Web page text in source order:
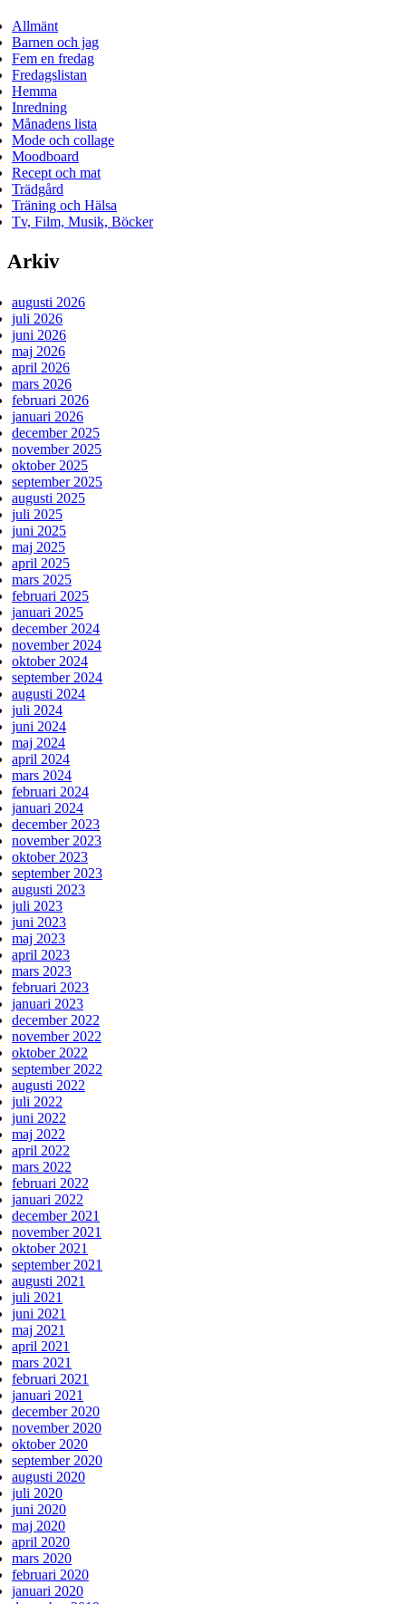
Allmänt
Barnen och jag
Fem en fredag
Fredagslistan
Hemma
Inredning
Månadens lista
Mode och collage
Moodboard
Recept och mat
Trädgård
Träning och Hälsa
Tv, Film, Musik, Böcker
Arkiv
augusti 2026
juli 2026
juni 2026
maj 2026
april 2026
mars 2026
februari 2026
januari 2026
december 2025
november 2025
oktober 2025
september 2025
augusti 2025
juli 2025
juni 2025
maj 2025
april 2025
mars 2025
februari 2025
januari 2025
december 2024
november 2024
oktober 2024
september 2024
augusti 2024
juli 2024
juni 2024
maj 2024
april 2024
mars 2024
februari 2024
januari 2024
december 2023
november 2023
oktober 2023
september 2023
augusti 2023
juli 2023
juni 2023
maj 2023
april 2023
mars 2023
februari 2023
januari 2023
december 2022
november 2022
oktober 2022
september 2022
augusti 2022
juli 2022
juni 2022
maj 2022
april 2022
mars 2022
februari 2022
januari 2022
december 2021
november 2021
oktober 2021
september 2021
augusti 2021
juli 2021
juni 2021
maj 2021
april 2021
mars 2021
februari 2021
januari 2021
december 2020
november 2020
oktober 2020
september 2020
augusti 2020
juli 2020
juni 2020
maj 2020
april 2020
mars 2020
februari 2020
januari 2020